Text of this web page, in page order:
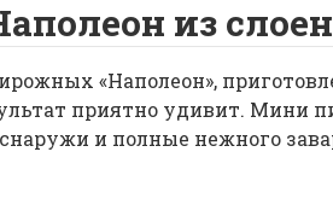
из
«Наполеон»,
приятно удивит. Мини
и полные нежного